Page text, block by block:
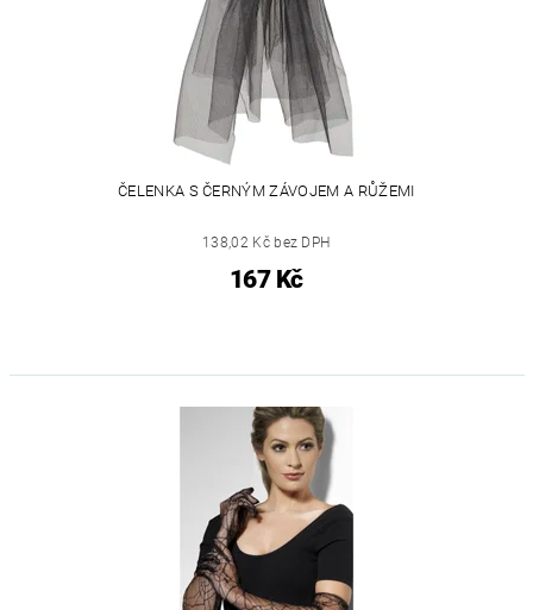
ČELENKA S ČERNÝM ZÁVOJEM A RŮŽEMI
138,02 Kč bez DPH
167 Kč